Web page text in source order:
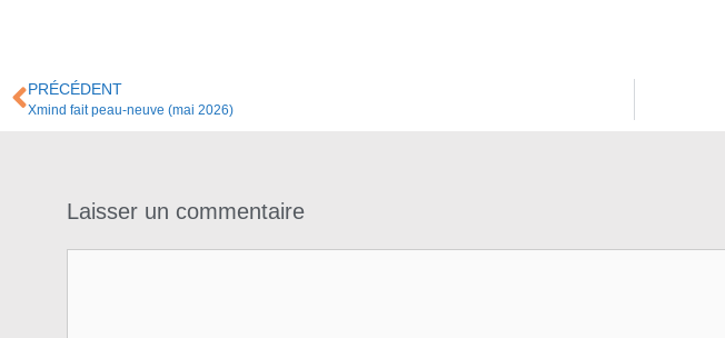
PRÉCÉDENT
Xmind fait peau-neuve (mai 2026)
Laisser un commentaire